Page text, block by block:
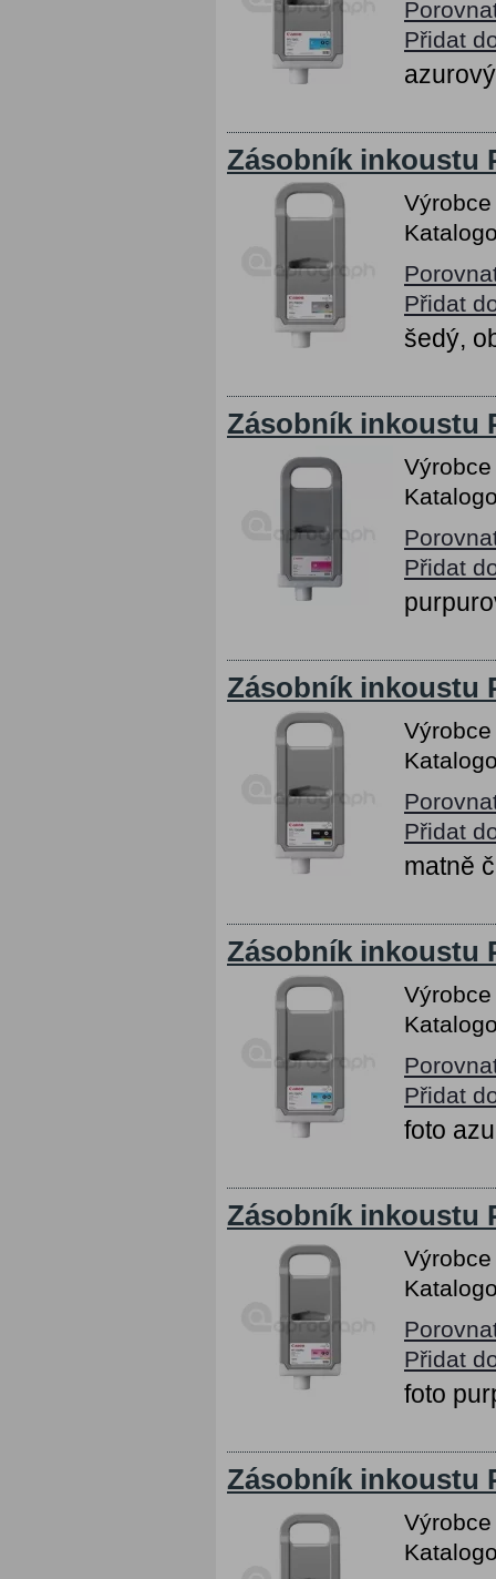
Přidat
Zásobník inkoustu
Přidat
šedý,
Zásobník inkoustu
Přidat
Zásobník inkoustu
Přidat
matně
Zásobník inkoustu
Přidat
foto
Zásobník inkoustu
Přidat
foto
Zásobník inkoustu